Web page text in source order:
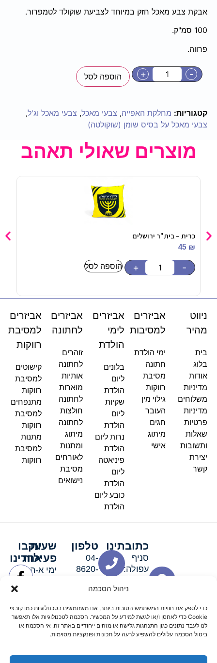
ניהול הסכמה
כדי לספק את חוויות המשתמש הטובות ביותר, אנו משתמשים בטכנולוגיות כמו קובצי
Cookie כדי לאחסן ו/או לגשת למידע על המכשיר. הסכמה לטכנולוגיות אלו תאפשר
לנו לעבד נתונים כגון התנהגות גלישה או מזהים ייחודיים באתר זה. אי הסכמה או
ביטול הסכמה עלולים להשפיע לרעה על תכונות ופונקציות מסוימות.
אבקת צבע מאכל חזק במיוחד לצביעת שוקולד לטמפרור.
100 סמ"ק.
פרווה.
-
+ הוספה לסל
קטגוריות: מחלקת האפייה, צבעי מאכל, צבעי מאכל וג'ל,
צבעי מאכל על בסיס שומן (שוקולטה)
מוצרים שאולי תאהב
כרית – בית"ר ירושלים
45 ₪
-
+ הוספה לסל
ניווט
מהיר
בית
בלוג
אודות
מדיניות
משלוחים
מדיניות
פרטיות
שאלות
ותשובות
יצירת
קשר
אביזרים
למסיבות
ימי הולדת
חתונה
מסיבת
רווקות
גילוי מין
העובר
חגים
מיתוג
אישי
אביזרים
לימי
הולדת
בלונים
ליום
הולדת
שקיות
ליום
הולדת
נרות ליום
הולדת
פיניאטה
ליום
הולדת
כובע ליום
הולדת
אביזרים
לחתונה
זוהרים
לחתונה
אותיות
מוארות
לחתונה
חולצות
לחתונה
מיתוג
ומתנות
לאורחים
מסיבת
נישואים
אביזרים
למסיבת
רווקות
קישוטים
למסיבת
רווקות
מתנפחים
למסיבת
רווקות
מתנות
למסיבת
רווקות
כתובתינו
סניף
עפולה:
סניף מגדל
האלה 19
טלפון
04-
8620-
שעות
פעילות
ימי א-ה:
ימי שישי
וערבי חג:
8:30-
15:00
עקבו
אחרינו